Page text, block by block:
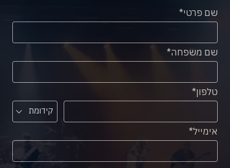
שם פרטי
שם משפחה
טלפון
קידומת
אימייל